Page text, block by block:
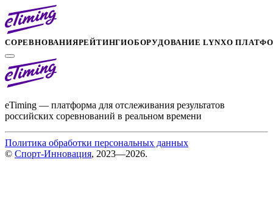
СОРЕВНОВАНИЯРЕЙТИНГИОБОРУДОВАНИЕ LYNXО
eTiming — платформа для отслеживания результатов
российских соревнований в реальном времени
Политика обработки персональных данных
© Спорт-Инновация, 2023—2026.